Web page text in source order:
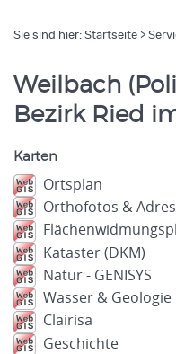
Sie sind hier: Startseite >
Weilbach
Bezirk Ried
Karten
Ortsplan
Orthofotos &
Kataster (DKM)
Natur - GENISYS
Wasser & Geologie
Clairisa
Geschichte